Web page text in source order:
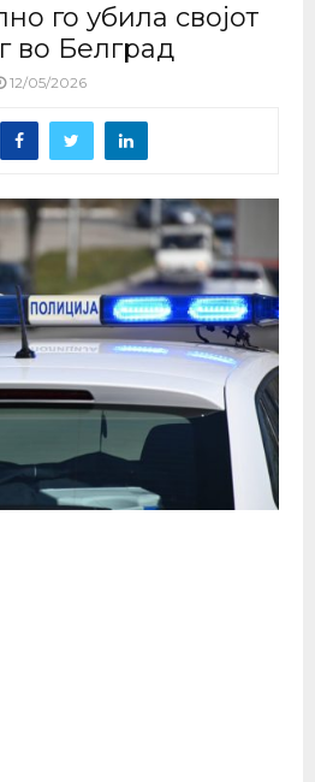
го убила својот
во Белград
12/05/2026